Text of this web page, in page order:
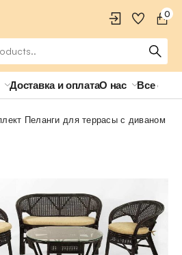
0
Доставка и оплатаО нас Все о
Пеланги для террасы с диваном